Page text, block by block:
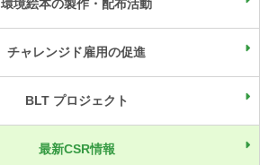
環境絵本の製作・配布活動
チャレンジド雇用の促進
BLT プロジェクト
最新CSR情報